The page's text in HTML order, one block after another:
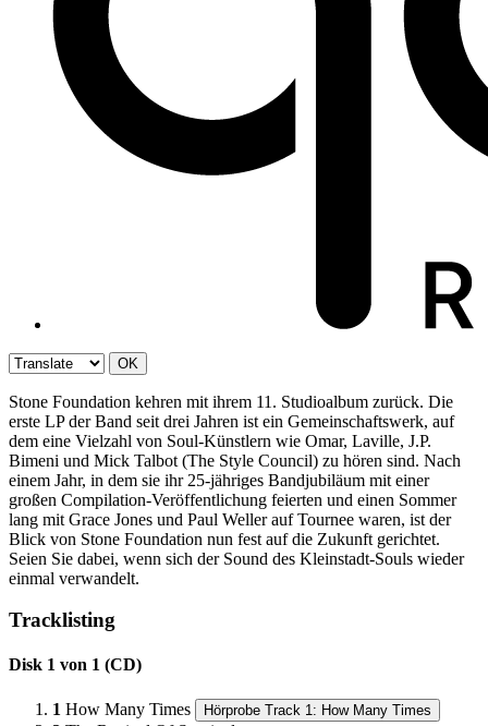
OK
Stone Foundation kehren mit ihrem 11. Studioalbum zurück. Die
erste LP der Band seit drei Jahren ist ein Gemeinschaftswerk, auf
dem eine Vielzahl von Soul-Künstlern wie Omar, Laville, J.P.
Bimeni und Mick Talbot (The Style Council) zu hören sind. Nach
einem Jahr, in dem sie ihr 25-jähriges Bandjubiläum mit einer
großen Compilation-Veröffentlichung feierten und einen Sommer
lang mit Grace Jones und Paul Weller auf Tournee waren, ist der
Blick von Stone Foundation nun fest auf die Zukunft gerichtet.
Seien Sie dabei, wenn sich der Sound des Kleinstadt-Souls wieder
einmal verwandelt.
Tracklisting
Disk 1 von 1 (CD)
1 How Many Times Hörprobe Track 1: How Many Times